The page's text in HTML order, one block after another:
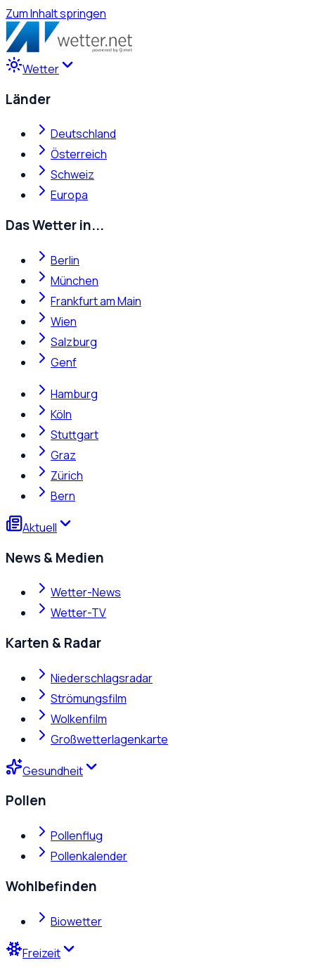
Zum Inhalt springen
Wetter
Länder
Deutschland
Österreich
Schweiz
Europa
Das Wetter in...
Berlin
München
Frankfurt am Main
Wien
Salzburg
Genf
Hamburg
Köln
Stuttgart
Graz
Zürich
Bern
Aktuell
News & Medien
Wetter-News
Wetter-TV
Karten & Radar
Niederschlagsradar
Strömungsfilm
Wolkenfilm
Großwetterlagenkarte
Gesundheit
Pollen
Pollenflug
Pollenkalender
Wohlbefinden
Biowetter
Freizeit